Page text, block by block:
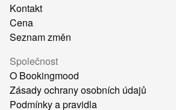
Kontakt
Cena
Seznam změn
Společnost
O Bookingmood
Zásady ochrany osobních údajů
Podmínky a pravidla